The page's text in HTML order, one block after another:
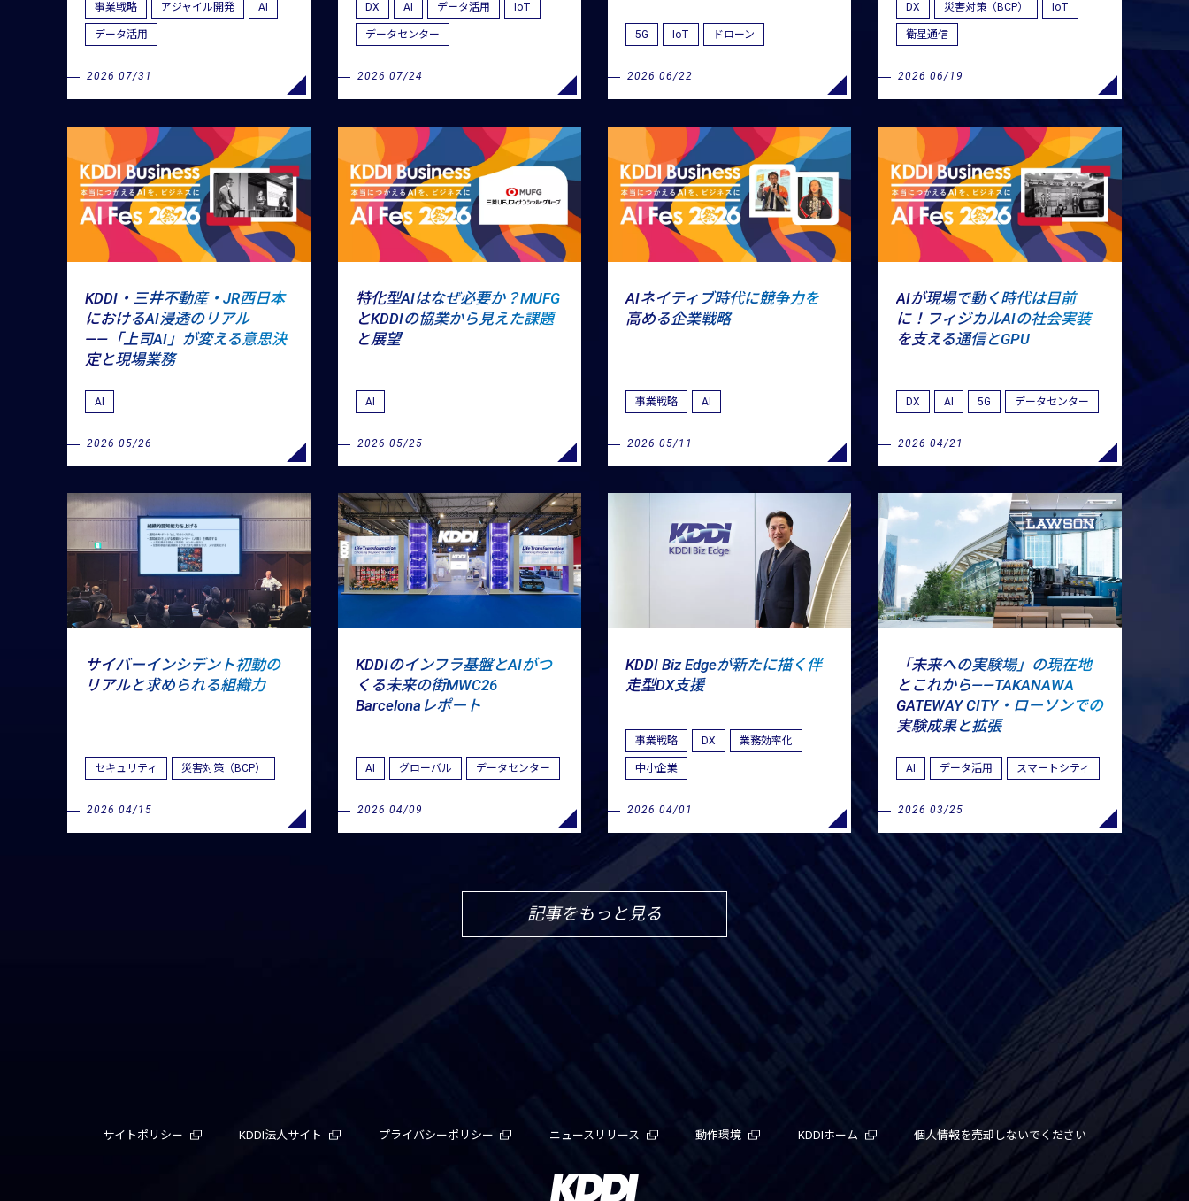
事業戦略 アジャイル開発 AI
データ活用
2026 07/31
DX AI データ活用 IoT
データセンター
2026 07/24
5G IoT ドローン
2026 06/22
DX 災害対策（BCP） IoT
衛星通信
2026 06/19
KDDI・三井不動産・JR西日本
におけるAI浸透のリアル
――「上司AI」が変える意思決
定と現場業務
AI
2026 05/26
特化型AIはなぜ必要か？MUFG
とKDDIの協業から見えた課題
と展望
AI
2026 05/25
AIネイティブ時代に競争力を
高める企業戦略
事業戦略 AI
2026 05/11
AIが現場で動く時代は目前
に！フィジカルAIの社会実装
を支える通信とGPU
DX AI 5G データセンター
2026 04/21
サイバーインシデント初動の
リアルと求められる組織力
セキュリティ 災害対策（BCP）
2026 04/15
KDDIのインフラ基盤とAIがつ
くる未来の街MWC26
Barcelonaレポート
AI グローバル データセンター
2026 04/09
KDDI Biz Edgeが新たに描く伴
走型DX支援
事業戦略 DX 業務効率化
中小企業
2026 04/01
「未来への実験場」の現在地
とこれから――TAKANAWA
GATEWAY CITY・ローソンでの
実験成果と拡張
AI データ活用 スマートシティ
2026 03/25
記事をもっと見る
サイトポリシー KDDI法人サイト プライバシーポリシー ニュースリリース 動作環境 KDDIホーム 個人情報を売却しないでください